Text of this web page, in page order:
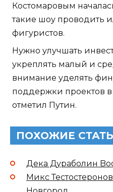
Костомаровым
такие шоу проводить
фигуристов.
Нужно улучшать
укреплять малый и
внимание уделять
поддержки проектов
отметил Путин.
ПОХОЖИЕ
Дека Дураболин
Микс